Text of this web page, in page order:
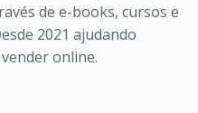
de e-books, cursos e
2021 ajudando
online.